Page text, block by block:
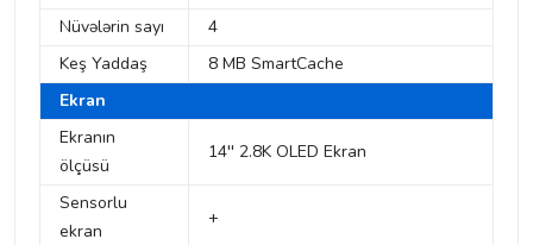
Nüvələrin sayı
4
Keş Yaddaş
8 MB SmartCache
Ekran
Ekranın
ölçüsü
14'' 2.8K OLED Ekran
Sensorlu
ekran
+